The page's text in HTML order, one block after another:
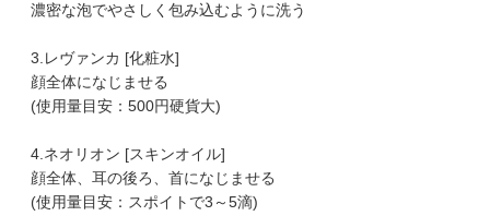
濃密な泡でやさしく包み込むように洗う
3.レヴァンカ [化粧水]
顔全体になじませる
(使用量目安：500円硬貨大)
4.ネオリオン [スキンオイル]
顔全体、耳の後ろ、首になじませる
(使用量目安：スポイトで3～5滴)